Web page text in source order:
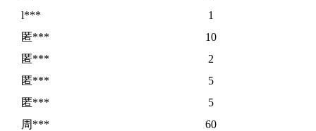
l***
1
匿***
10
匿***
2
匿***
5
匿***
5
周***
60